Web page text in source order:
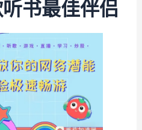
书最佳伴侣